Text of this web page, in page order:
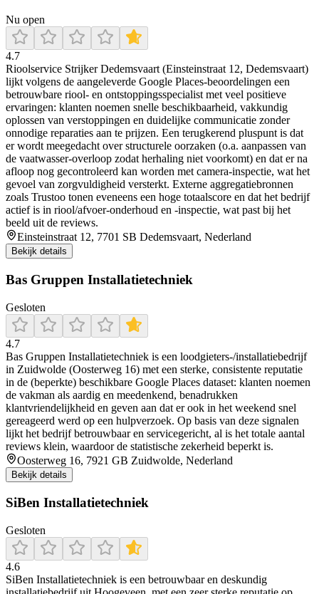
Nu open
4.7
Rioolservice Strijker Dedemsvaart (Einsteinstraat 12, Dedemsvaart)
lijkt volgens de aangeleverde Google Places-beoordelingen een
betrouwbare riool- en ontstoppingsspecialist met veel positieve
ervaringen: klanten noemen snelle beschikbaarheid, vakkundig
oplossen van verstoppingen en duidelijke communicatie zonder
onnodige reparaties aan te prijzen. Een terugkerend pluspunt is dat
er wordt meegedacht over structurele oorzaken (o.a. aanpassen van
de vaatwasser-overloop zodat herhaling niet voorkomt) en dat er na
afloop nog gecontroleerd kan worden met camera-inspectie, wat het
gevoel van zorgvuldigheid versterkt. Externe aggregatiebronnen
zoals Trustoo tonen eveneens een hoge totaalscore en dat het bedrijf
actief is in riool/afvoer-onderhoud en -inspectie, wat past bij het
beeld uit de reviews.
Einsteinstraat 12, 7701 SB Dedemsvaart, Nederland
Bekijk details
Bas Gruppen Installatietechniek
Gesloten
4.7
Bas Gruppen Installatietechniek is een loodgieters-/installatiebedrijf
in Zuidwolde (Oosterweg 16) met een sterke, consistente reputatie
in de (beperkte) beschikbare Google Places dataset: klanten noemen
de vakman als aardig en meedenkend, benadrukken
klantvriendelijkheid en geven aan dat er ook in het weekend snel
gereageerd werd op een hulpverzoek. Op basis van deze signalen
lijkt het bedrijf betrouwbaar en servicegericht, al is het totale aantal
reviews klein, waardoor de statistische zekerheid beperkt is.
Oosterweg 16, 7921 GB Zuidwolde, Nederland
Bekijk details
SiBen Installatietechniek
Gesloten
4.6
SiBen Installatietechniek is een betrouwbaar en deskundig